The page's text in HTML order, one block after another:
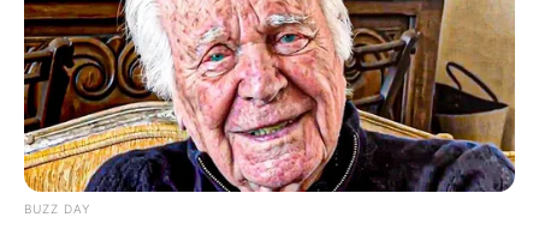
BUZZ DAY